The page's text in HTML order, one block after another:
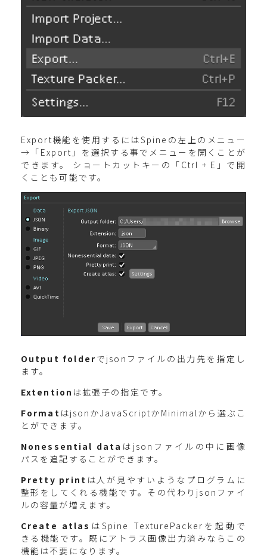
Export機能を使用するにはSpineの左上のメニュー
→「Export」を選択する事でメニューを開くことが
できます。 ショートカットキーの「Ctrl + E」で開
くことも可能です。
Output folder でjsonファイルの出力先を指定し
ます。
Extention は拡張子の指定です。
Format はjsonかJavaScriptかMinimalから選ぶこ
とができます。
Nonessential data はjsonファイルの中に画像
パスを追記することができます。
Pretty print は人が見やすいようなプログラムに
整形をしてくれる機能です。その代わりjsonファイ
ルの容量が増えます。
Create atlas はSpine TexturePackerを起動で
きる機能です。既にアトラス画像出力済みならこの
機能は不要になります。